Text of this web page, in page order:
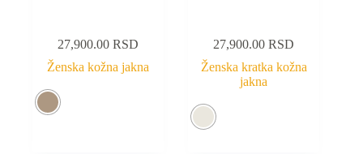
27,900.00RSD
Ženska kožna jakna
27,900.00RSD
Ženska kratka kožna
jakna